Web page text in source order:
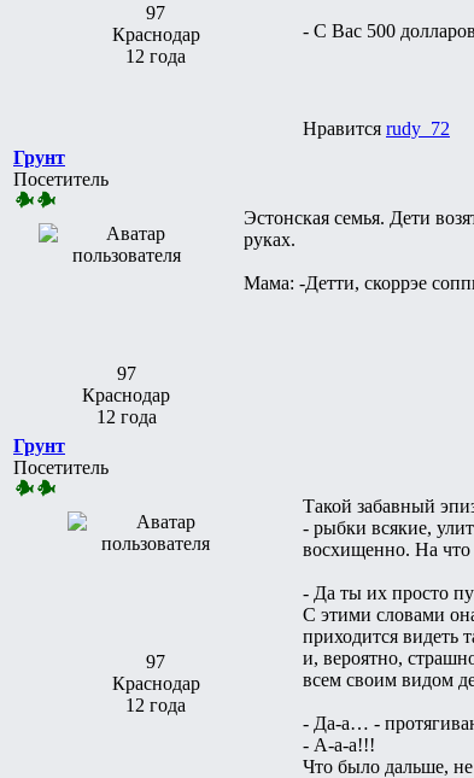
97
Краснодар
12 года
- С Вас 500
Нравится rudy_72
Грунт
Посетитель
97
Краснодар
12 года
Эстонская семья. Дети
руках.
Мама: -Детти, скоррэе
Грунт
Посетитель
97
Краснодар
12 года
Такой забавный
- рыбки всякие,
восхищенно. На что
- Да ты их просто
С этими словами
приходится видеть
и, вероятно,
всем своим видом
- Да-а… -
- А-а-а!!!
Что было дальше,